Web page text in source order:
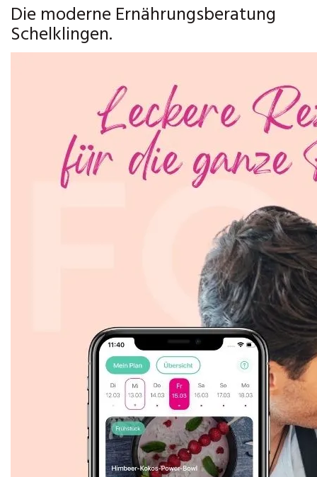
Die moderne Ernährungsberatung
Schelklingen.